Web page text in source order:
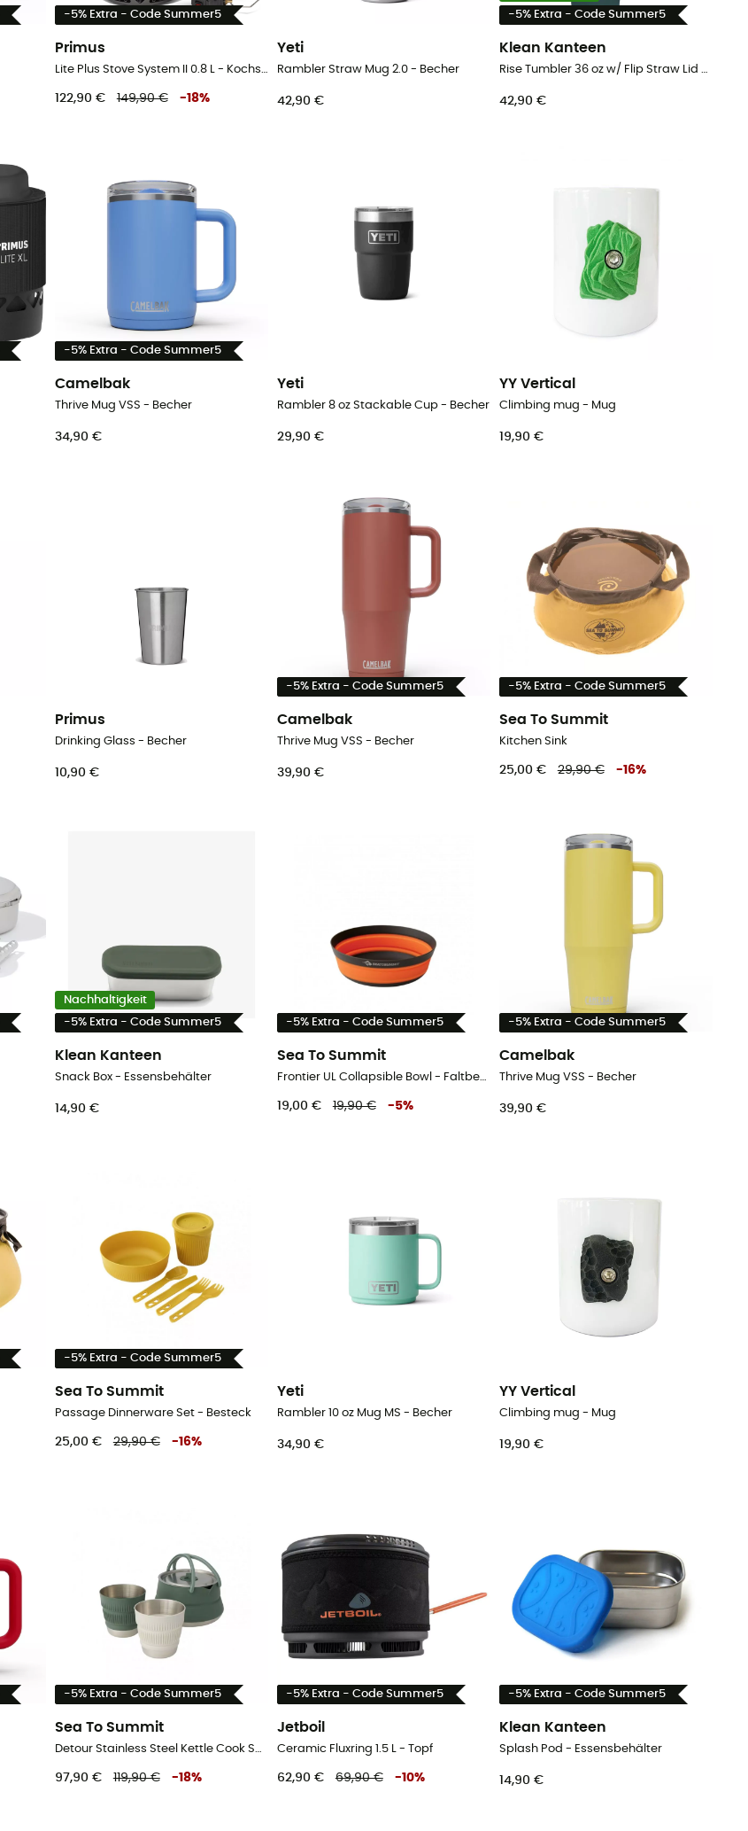
-5% Extra - Code Summer5
Primus
Lite Plus Stove System II 0.8 L - Kochset
122,90 € 149,90 € -18%
Yeti
Rambler Straw Mug 2.0 - Becher
42,90 €
-5% Extra - Code Summer5
Klean Kanteen
Rise Tumbler 36 oz w/ Flip Straw Lid - Becher
42,90 €
-5% Extra - Code Summer5
Camelbak
Thrive Mug VSS - Becher
34,90 €
Yeti
Rambler 8 oz Stackable Cup - Becher
29,90 €
YY Vertical
Climbing mug - Mug
19,90 €
Primus
Drinking Glass - Becher
10,90 €
-5% Extra - Code Summer5
Camelbak
Thrive Mug VSS - Becher
39,90 €
-5% Extra - Code Summer5
Sea To Summit
Kitchen Sink
25,00 € 29,90 € -16%
Nachhaltigkeit
-5% Extra - Code Summer5
Klean Kanteen
Snack Box - Essensbehälter
14,90 €
-5% Extra - Code Summer5
Sea To Summit
Frontier UL Collapsible Bowl - Faltbecher
19,00 € 19,90 € -5%
-5% Extra - Code Summer5
Camelbak
Thrive Mug VSS - Becher
39,90 €
-5% Extra - Code Summer5
Sea To Summit
Passage Dinnerware Set - Besteck
25,00 € 29,90 € -16%
Yeti
Rambler 10 oz Mug MS - Becher
34,90 €
YY Vertical
Climbing mug - Mug
19,90 €
-5% Extra - Code Summer5
Sea To Summit
Detour Stainless Steel Kettle Cook Set - Kochset
97,90 € 119,90 € -18%
-5% Extra - Code Summer5
Jetboil
Ceramic Fluxring 1.5 L - Topf
62,90 € 69,90 € -10%
-5% Extra - Code Summer5
Klean Kanteen
Splash Pod - Essensbehälter
14,90 €